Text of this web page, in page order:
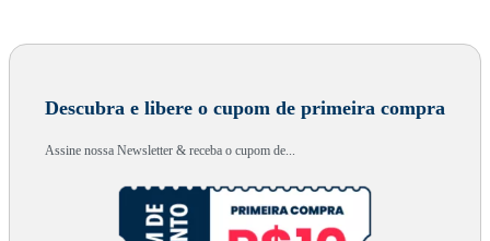
Descubra e libere o cupom de primeira compra
Assine nossa Newsletter & receba o cupom de...